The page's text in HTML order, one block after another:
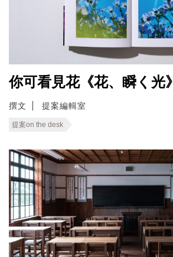
你可看見花《花、瞬く光》
撰文 提案編輯室
提案on the desk